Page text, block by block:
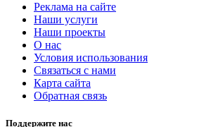
Реклама на сайте
Наши услуги
Наши проекты
О нас
Условия использования
Связаться с нами
Карта сайта
Обратная связь
Поддержите нас